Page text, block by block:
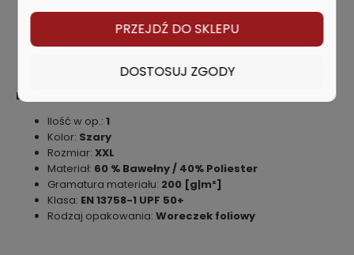
poliestru (40).
Storage pocket to store pens, ear plugs or other items.
DANE TECHNICZNE:
Ilość w op.: 1
Kolor: Szary
Rozmiar: XXL
Materiał: 60 % Bawełny / 40% Poliester
Gramatura materiału: 200 [g|m²]
Klasa: EN 13758-1 UPF 50+
Rodzaj opakowania: Woreczek foliowy
PRZEJDŹ DO SKLEPU
DOSTOSUJ ZGODY